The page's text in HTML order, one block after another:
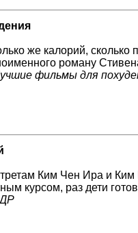
же калорий, сколько
роману
фильмы для
Ким Чен Ира и
курсом, раз дети